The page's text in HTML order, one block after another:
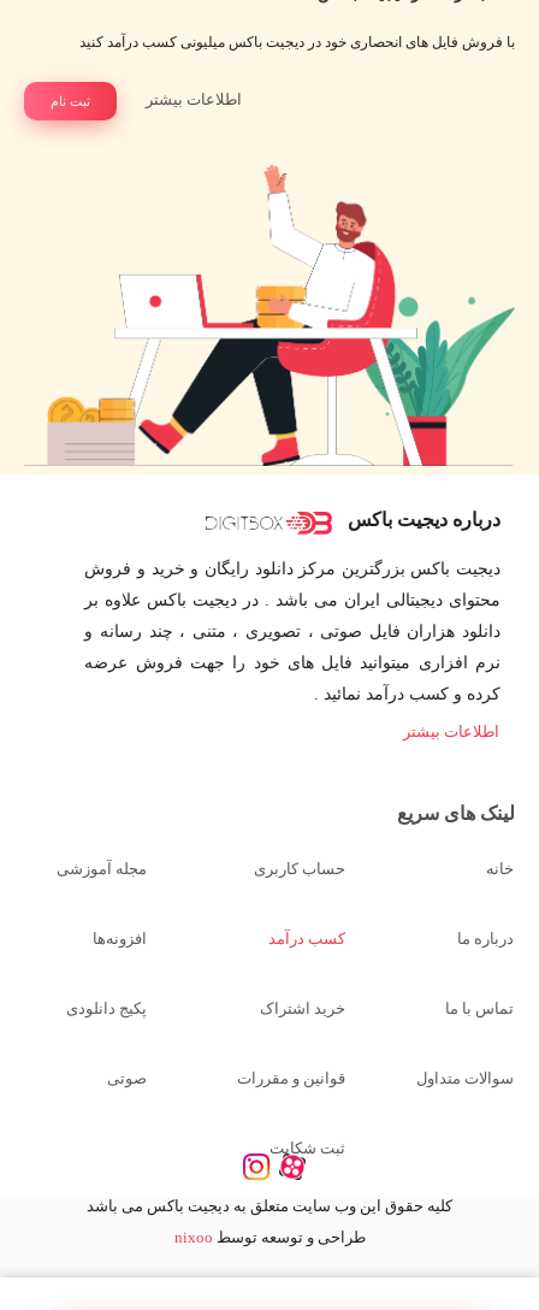
با فروش فایل های انحصاری خود در دیجیت باکس میلیونی کسب درآمد کنید
ثبت نام اطلاعات بیشتر
درباره دیجیت باکس
دیجیت باکس بزرگترین مرکز دانلود رایگان و خرید و فروش
محتوای دیجیتالی ایران می باشد . در دیجیت باکس علاوه بر
دانلود هزاران فایل صوتی ، تصویری ، متنی ، چند رسانه و
نرم افزاری میتوانید فایل های خود را جهت فروش عرضه
کرده و کسب درآمد نمائید .
اطلاعات بیشتر
لینک های سریع
خانه
درباره ما
تماس با ما
سوالات متداول
حساب کاربری
کسب درآمد
خرید اشتراک
قوانین و مقررات
ثبت شکایت
مجله آموزشی
افزونه‌ها
پکیج دانلودی
صوتی
کلیه حقوق این وب سایت متعلق به دیجیت باکس می باشد
طراحی و توسعه توسط nixoo